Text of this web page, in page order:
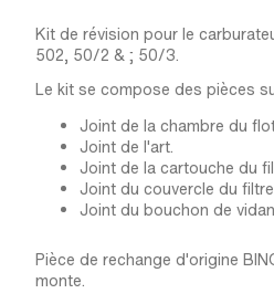
Kit de révision pour le
502, 50/2 & ; 50/3.
Le kit se compose des pièces
Joint de la chambre du
Joint de l'art.
Joint de la cartouche du
Joint du couvercle du
Joint du bouchon de
Pièce de rechange d'origine
monte.